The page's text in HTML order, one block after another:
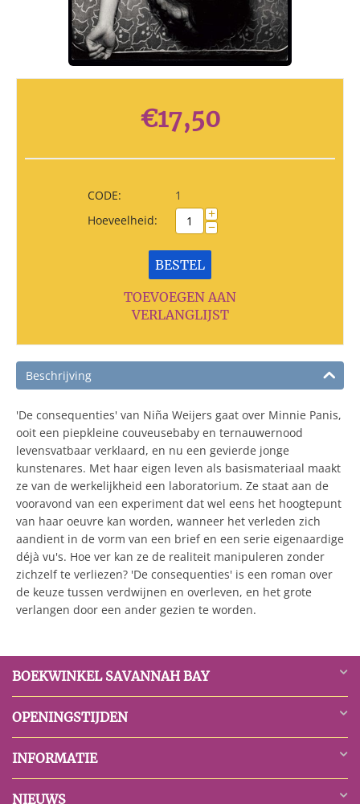
€17,50
CODE:
1
Hoeveelheid:
+
−
BESTEL
TOEVOEGEN AAN
VERLANGLIJST
Beschrijving
'De consequenties' van Niña Weijers gaat over Minnie Panis,
ooit een piepkleine couveusebaby en ternauwernood
levensvatbaar verklaard, en nu een gevierde jonge
kunstenares. Met haar eigen leven als basismateriaal maakt
ze van de werkelijkheid een laboratorium. Ze staat aan de
vooravond van een experiment dat wel eens het hoogtepunt
van haar oeuvre kan worden, wanneer het verleden zich
aandient in de vorm van een brief en een serie eigenaardige
déjà vu's. Hoe ver kan ze de realiteit manipuleren zonder
zichzelf te verliezen? 'De consequenties' is een roman over
de keuze tussen verdwijnen en overleven, en het grote
verlangen door een ander gezien te worden.
BOEKWINKEL SAVANNAH BAY
OPENINGSTIJDEN
INFORMATIE
NIEUWS